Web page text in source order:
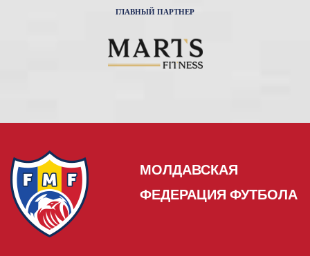
ГЛАВНЫЙ ПАРТНЕР
МОЛДАВСКАЯ
ФЕДЕРАЦИЯ ФУТБОЛА